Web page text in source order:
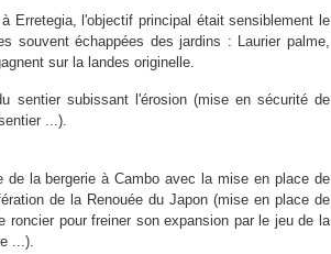
Erretegia, l'objectif principal était sensiblement le
souvent échappées des jardins : Laurier palme,
sur la landes originelle.
sentier subissant l'érosion (mise en sécurité de
...).
la bergerie à Cambo avec la mise en place de
de la Renouée du Japon (mise en place de
roncier pour freiner son expansion par le jeu de la
...).